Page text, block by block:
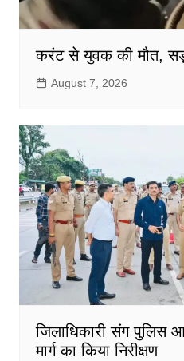
करंट से युवक की मौत,
August 7, 2026
जिलाधिकारी संग पुलिस
मार्ग का किया निरीक्षण